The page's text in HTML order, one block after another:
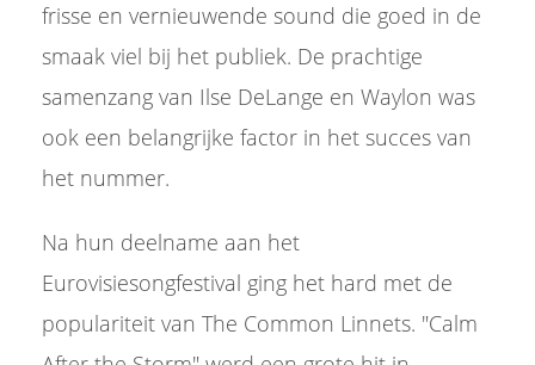
frisse en vernieuwende sound die goed in de
smaak viel bij het publiek. De prachtige
samenzang van Ilse DeLange en Waylon was
ook een belangrijke factor in het succes van
het nummer.
Na hun deelname aan het
Eurovisiesongfestival ging het hard met de
populariteit van The Common Linnets. "Calm